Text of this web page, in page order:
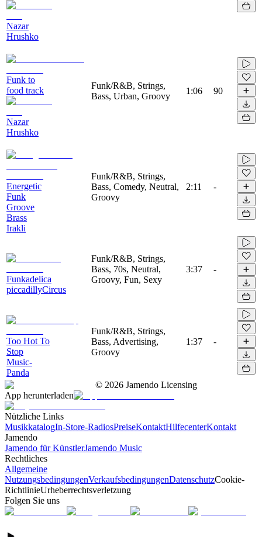
Nazar
Hrushko
Funk to
food track
Nazar
Hrushko
Funk/R&B, Strings,
Bass, Urban, Groovy
1:06 90
Energetic
Funk
Groove
Brass
Irakli
Funk/R&B, Strings,
Bass, Comedy, Neutral,
Groovy
2:11 -
Funkadelica
piccadillyCircus
Funk/R&B, Strings,
Bass, 70s, Neutral,
Groovy, Fun, Sexy
3:37 -
Too Hot To
Stop
Music-
Panda
Funk/R&B, Strings,
Bass, Advertising,
Groovy
1:37 -
© 2026 Jamendo Licensing
App herunterladen
Nützliche Links
MusikkatalogIn-Store-RadiosPreiseKontaktHilfecenterKontakt
Jamendo
Jamendo für KünstlerJamendo Music
Rechtliches
Allgemeine
NutzungsbedingungenVerkaufsbedingungenDatenschutzCookie-
RichtlinieUrheberrechtsverletzung
Folgen Sie uns